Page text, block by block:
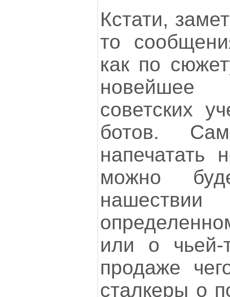
Кстати,
то
как по
советских
ботов.
напечатать
можно
или о
продаже
сталкеры о